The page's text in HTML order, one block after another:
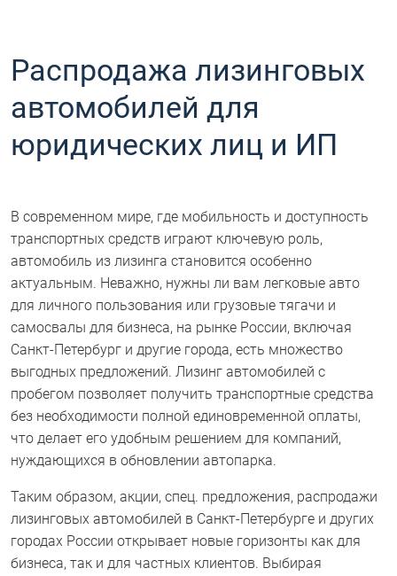
Распродажа лизинговых
автомобилей для
юридических лиц и ИП
В современном мире, где мобильность и доступность
транспортных средств играют ключевую роль,
автомобиль из лизинга становится особенно
актуальным. Неважно, нужны ли вам легковые авто
для личного пользования или грузовые тягачи и
самосвалы для бизнеса, на рынке России, включая
Санкт-Петербург и другие города, есть множество
выгодных предложений. Лизинг автомобилей с
пробегом позволяет получить транспортные средства
без необходимости полной единовременной оплаты,
что делает его удобным решением для компаний,
нуждающихся в обновлении автопарка.
Таким образом, акции, спец. предложения, распродажи
лизинговых автомобилей в Санкт-Петербурге и других
городах России открывает новые горизонты как для
бизнеса, так и для частных клиентов. Выбирая